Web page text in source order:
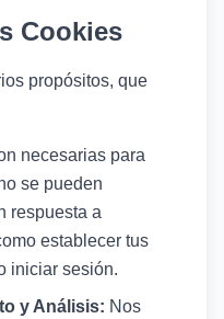
Cookies
propósitos, que
necesarias para
se pueden
respuesta a
establecer tus
iniciar sesión.
y Análisis: Nos